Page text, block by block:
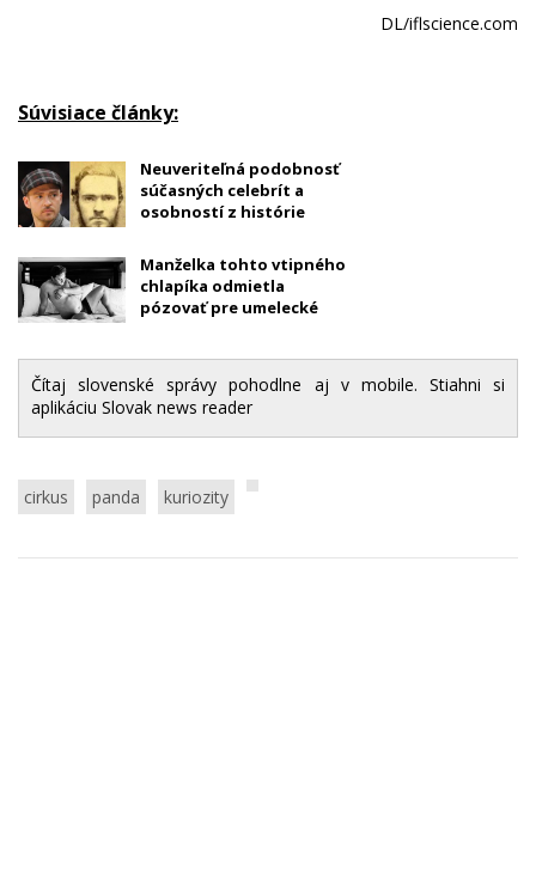
DL/iflscience.com
Súvisiace články:
Neuveriteľná podobnosť
súčasných celebrít a
osobností z histórie
Manželka tohto vtipného
chlapíka odmietla
pózovať pre umelecké
Čítaj slovenské správy pohodlne aj v mobile. Stiahni si
aplikáciu Slovak news reader
cirkus panda kuriozity